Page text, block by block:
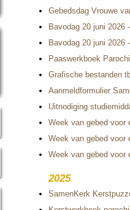
Gebedsdag Vrouwe
Bavodag 20 juni 2026
Bavodag 20 juni 2026
Paaswerkboek
Grafische bestanden
Aanmeldformulier
Uitnodiging
Week van gebed voor
Week van gebed voor
Week van gebed voor
2025
SamenKerk